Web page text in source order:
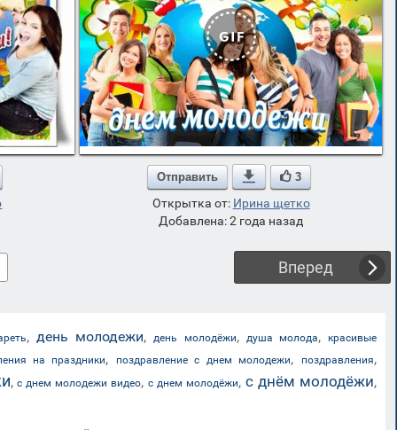
Отправить  3
Открытка от: Ирина щетко
Добавлена: 2 года назад
Вперед
,день молодежи,день молодёжи, душа молода,
красивые
на праздники, поздравление с днем молодежи, поздравления,
,с днем молодежи видео,с днем молодёжи, с днём молодёжи,